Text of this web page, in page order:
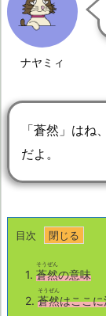
ナヤミィ
「蒼然」はね
だよ。
目次
1. 蒼然
そうぜん
の意味
2. 蒼然
そうぜん
はここ